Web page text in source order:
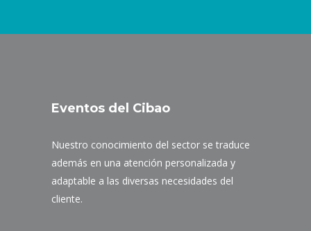
Eventos del Cibao
Nuestro conocimiento del sector se traduce
además en una atención personalizada y
adaptable a las diversas necesidades del
cliente.